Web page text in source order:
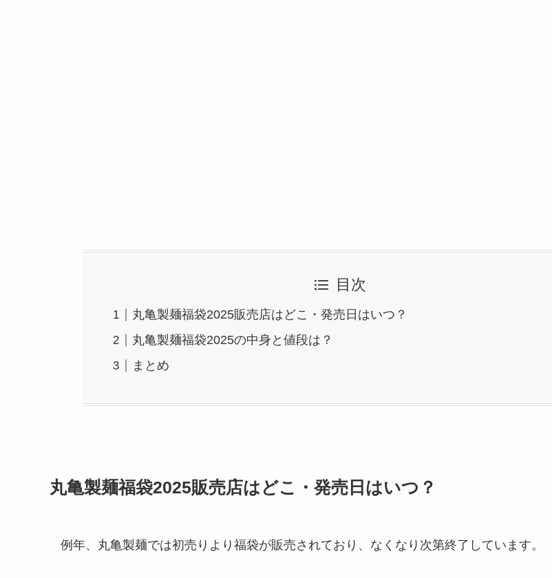
目次
丸亀製麺福袋2025販売店はどこ・発売日はいつ？
丸亀製麺福袋2025の中身と値段は？
まとめ
丸亀製麺福袋2025販売店はどこ・発売日はいつ？
例年、丸亀製麺では初売りより福袋が販売されており、なくなり次第終了しています。